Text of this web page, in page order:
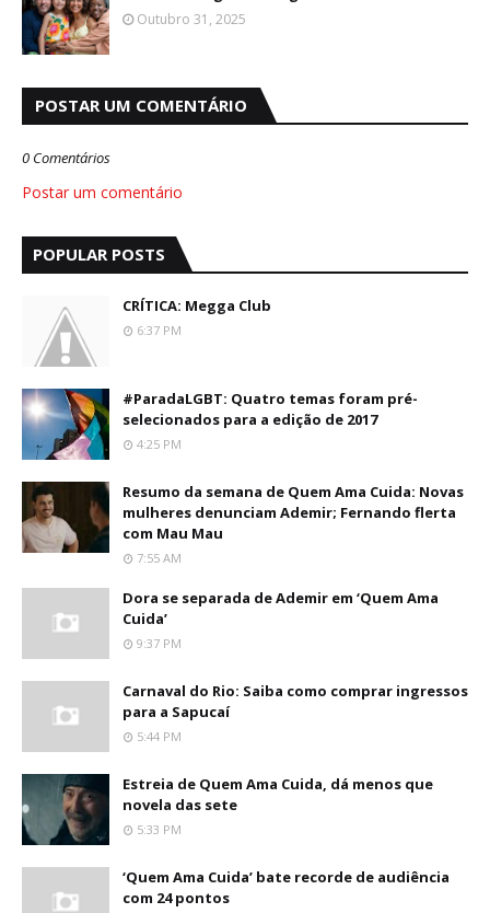
Outubro 31, 2025
POSTAR UM COMENTÁRIO
0 Comentários
Postar um comentário
POPULAR POSTS
CRÍTICA: Megga Club
6:37 PM
#ParadaLGBT: Quatro temas foram pré-
selecionados para a edição de 2017
4:25 PM
Resumo da semana de Quem Ama Cuida: Novas
mulheres denunciam Ademir; Fernando flerta
com Mau Mau
7:55 AM
Dora se separada de Ademir em ‘Quem Ama
Cuida’
9:37 PM
Carnaval do Rio: Saiba como comprar ingressos
para a Sapucaí
5:44 PM
Estreia de Quem Ama Cuida, dá menos que
novela das sete
5:33 PM
‘Quem Ama Cuida’ bate recorde de audiência
com 24 pontos